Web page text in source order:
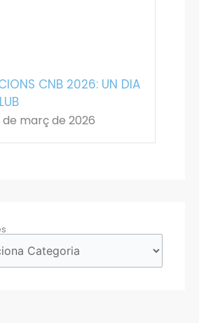
CNB 2026: UN DIA
de març de 2026